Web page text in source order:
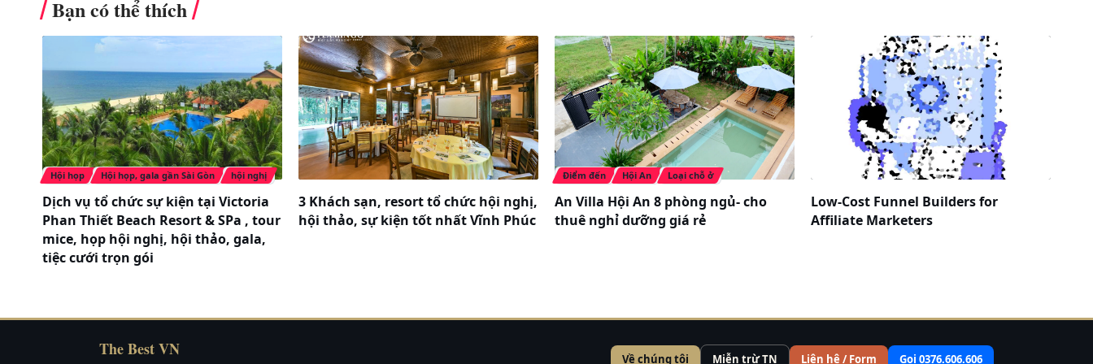
Thời gian hoạt động: 18:00-01:00.
2.2. Dịch vụ hội nghị, gala, tổ chức tiệc, sự kiện tại khách sạn Pullman Sài Gòn, quận 1 (5
Khách sạn cung cấp không gian tiện nghi cho các sự kiện, cuộc họp với nhiều trang thiết bị hiện
đại, đảm bảo truy cập hệ thống đường truyền Wifi tốc độ cao.
Bạn có thể thích
Hội họp Hội họp, gala gần Sài Gòn hội nghị
Dịch vụ tổ chức sự kiện tại Victoria
Phan Thiết Beach Resort & SPa , tour
mice, họp hội nghị, hội thảo, gala,
tiệc cưới trọn gói
3 Khách sạn, resort tổ chức hội nghị,
hội thảo, sự kiện tốt nhất Vĩnh Phúc
Điểm đến Hội An Loại chỗ ở
An Villa Hội An 8 phòng ngủ- cho
thuê nghỉ dưỡng giá rẻ
Low-Cost Funnel Builders for
Affiliate Marketers
The Best VN
Về chúng tôi Miễn trừ TN Liên hệ / Form Gọi 0376.606.606